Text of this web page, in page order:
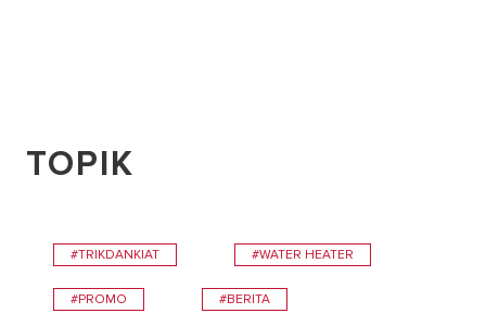
TOPIK
#TRIKDANKIAT #WATER HEATER
#PROMO #BERITA